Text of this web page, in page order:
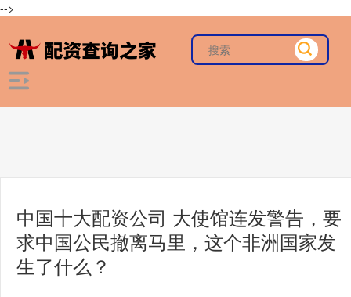
-->
中国十大配资公司 大使馆连发警告，要
求中国公民撤离马里，这个非洲国家发
生了什么？